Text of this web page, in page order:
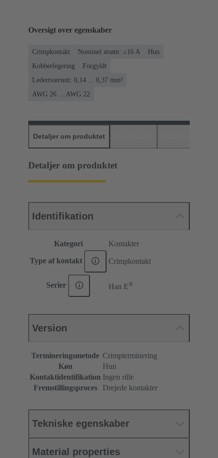
Oversigt over egenskaber
Crimpkontakt Nominel strøm: ≤16 A
Hun
Kobberlegering
Forgyldt
Ledertværsnit: 0,14 ... 0,37 mm²
AWG 26 ... AWG 22
Detaljer om produktet
Detaljer om produktet
Identifikation
Kategori Kontakter
Type af kontakt Crimpkontakt
Serier Han E®
Version
Termineringsmetode Crimpterminering
Køn
Hun
Kontaktidentifikation Ingen rille
Fremstillingsproces
Drejede kontakter
Tekniske egenskaber
Material properties